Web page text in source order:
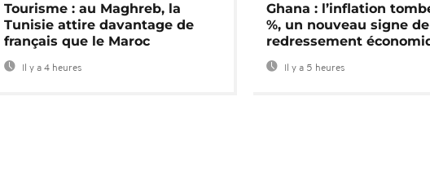
Tourisme : au Maghreb, la
Tunisie attire davantage de
français que le Maroc
Il y a 4 heures
Ghana : l’inflation
%, un nouveau signe de
redressement
Il y a 5 heures